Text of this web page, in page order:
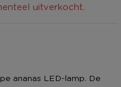
uitverkocht.
ananas LED-lamp. De